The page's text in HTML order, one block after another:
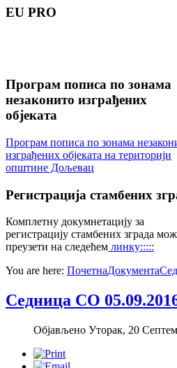
EU PRO
Програм пописа по зонама
незаконито изграђених
објеката
Програм пописа по зонама
изграђених објеката на територији
општине Дољевац
Регистрација стамбених
Комплетну докумнетацију за
регистрацију стамбених зграда
преузети на следећем линку:::::
You are here: ПочетнаДокумента
Седница СО
Објављено Уторак, 20